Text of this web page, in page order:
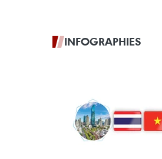
INFOGRAPHIES